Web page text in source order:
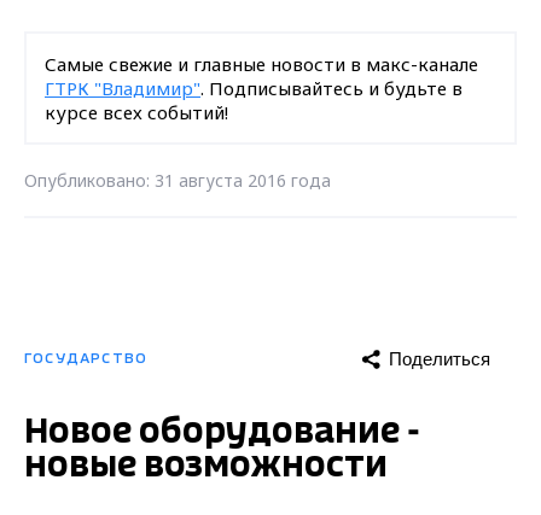
Самые свежие и главные новости в макс-канале
ГТРК "Владимир". Подписывайтесь и будьте в
курсе всех событий!
Опубликовано: 31 августа 2016 года
ГОСУДАРСТВО Поделиться
Новое оборудование -
новые возможности